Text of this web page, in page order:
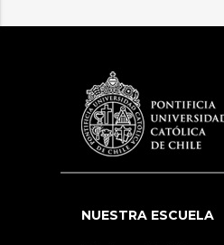
NUESTRA ESCUELA